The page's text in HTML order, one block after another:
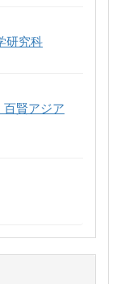
研究科
賢アジア